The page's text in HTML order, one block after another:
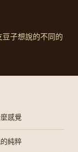
子想說的不同的
感覺
純粹